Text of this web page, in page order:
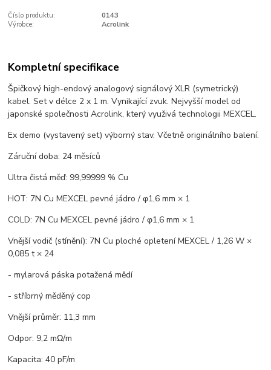
Číslo produktu:
0143
Výrobce:
Acrolink
Kompletní specifikace
Špičkový high-endový analogový signálový XLR (symetrický)
kabel. Set v délce 2 x 1 m. Vynikající zvuk. Nejvyšší model od
japonské společnosti Acrolink, který využivá technologii MEXCEL.
Ex demo (vystavený set) výborný stav. Včetně originálního balení.
Záruční doba: 24 měsíců
Ultra čistá měď: 99,99999 % Cu
HOT: 7N Cu MEXCEL pevné jádro / φ1,6 mm × 1
COLD: 7N Cu MEXCEL pevné jádro / φ1,6 mm × 1
Vnější vodič (stínění): 7N Cu ploché opletení MEXCEL / 1,26 W ×
0,085 t × 24
- mylarová páska potažená mědí
- stříbrný měděný cop
Vnější průměr: 11,3 mm
Odpor: 9,2 mΩ/m
Kapacita: 40 pF/m